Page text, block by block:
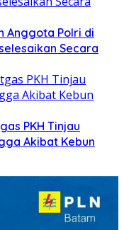
Anggota Polri di
Secara
PKH Tinjau
Akibat Kebun